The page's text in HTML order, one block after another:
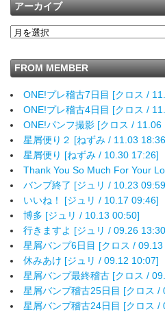
アーカイブ
FROM MEMBER
ONE!プレ稽古7日目 [クロス /
ONE!プレ稽古4日目 [クロス /
ONE!パンフ撮影 [クロス / 11.06
星屑便り２ [ねずみ / 11.03
星屑便り [ねずみ / 10.30 17:26]
Thank You So Much For Your
バンプ終了 [ジュリ / 10.23
いいね！ [ジュリ / 10.17 09:46]
博多 [ジュリ / 10.13 00:50]
行きますよ [ジュリ / 09.26
星屑バンプ6日目 [クロス /
休みあけ [ジュリ / 09.12 10:07]
星屑バンプ最終稽古 [クロス /
星屑バンプ稽古25日目 [クロス /
星屑バンプ稽古24日目 [クロス /